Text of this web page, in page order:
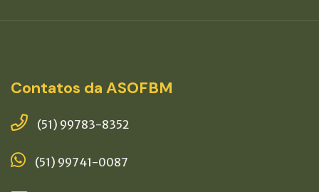
Contatos da ASOFBM
(51) 99783-8352
(51) 99741-0087